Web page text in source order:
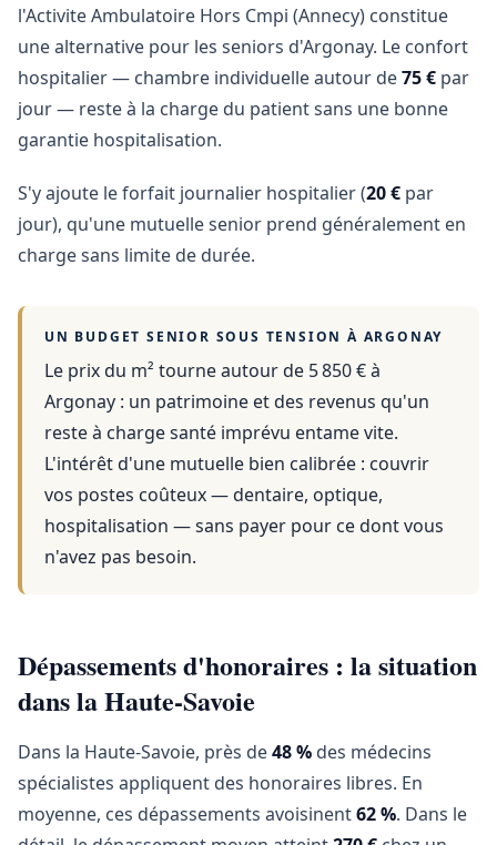
l'Activite Ambulatoire Hors Cmpi (Annecy) constitue
une alternative pour les seniors d'Argonay. Le confort
hospitalier — chambre individuelle autour de75 € par
jour — reste à la charge du patient sans une bonne
garantie hospitalisation.
S'y ajoute le forfait journalier hospitalier (20 € par
jour), qu'une mutuelle senior prend généralement en
charge sans limite de durée.
UN BUDGET SENIOR SOUS TENSION À ARGONAY
Le prix du m² tourne autour de 5 850 €à
Argonay : un patrimoine et des revenus qu'un
reste à charge santé imprévu entame vite.
L'intérêt d'une mutuelle bien calibrée : couvrir
vos postes coûteux — dentaire, optique,
hospitalisation — sans payer pour ce dont vous
n'avez pas besoin.
Dépassements d'honoraires : la situation
dans la Haute-Savoie
Dans la Haute-Savoie, près de48 % des médecins
spécialistes appliquent des honoraires libres. En
moyenne, ces dépassements avoisinent62 %. Dans le